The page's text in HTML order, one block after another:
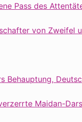
Pass des
von Zweifel
Behauptung,
Maidan-